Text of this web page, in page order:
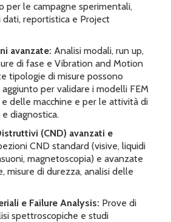
per le campagne sperimentali,
reportistica e Project
avanzate: Analisi modali, run up,
di fase e Vibration and Motion
tipologie di misure possono
per validare i modelli FEM
delle macchine e per le attività di
diagnostica.
(CND) avanzati e
CND standard (visive, liquidi
magnetoscopia) e avanzate
misure di durezza, analisi delle
e Failure Analysis: Prove di
spettroscopiche e studi